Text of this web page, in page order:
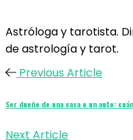
Astróloga y tarotista.
de astrología y tarot.
Previous Article
Ser dueño de una casa o un auto:
Next Article